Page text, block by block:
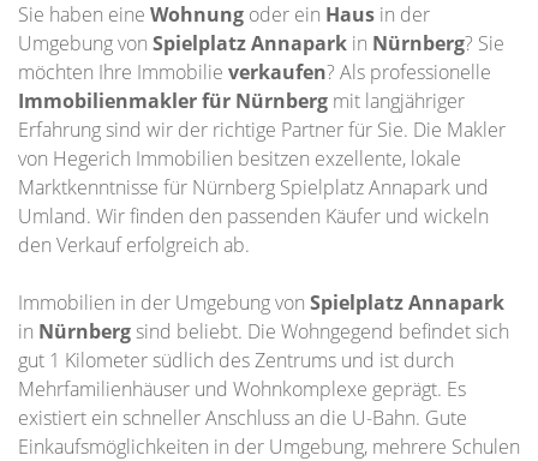
Sie haben eine Wohnung oder ein Haus in der
Umgebung von Spielplatz Annapark in Nürnberg? Sie
möchten Ihre Immobilie verkaufen? Als professionelle
Immobilienmakler für Nürnberg mit langjähriger
Erfahrung sind wir der richtige Partner für Sie. Die Makler
von Hegerich Immobilien besitzen exzellente, lokale
Marktkenntnisse für Nürnberg Spielplatz Annapark und
Umland. Wir finden den passenden Käufer und wickeln
den Verkauf erfolgreich ab.
Immobilien in der Umgebung von Spielplatz Annapark
in Nürnbergsind beliebt. Die Wohngegend befindet sich
gut 1 Kilometer südlich des Zentrums und ist durch
Mehrfamilienhäuser und Wohnkomplexe geprägt. Es
existiert ein schneller Anschluss an die U-Bahn. Gute
Einkaufsmöglichkeiten in der Umgebung, mehrere Schulen